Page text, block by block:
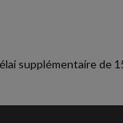
supplémentaire de